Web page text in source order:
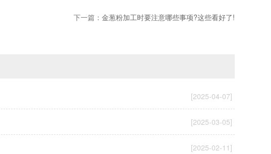
下一篇： 金葱粉加工时要注意哪些事项?这些看好了!
[2025-04-07]
[2025-03-05]
[2025-02-11]